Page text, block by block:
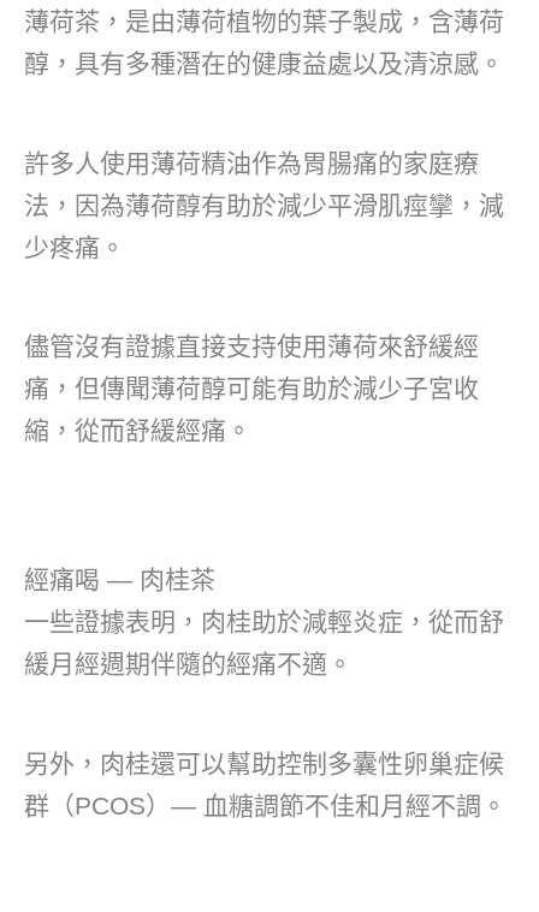
薄荷茶，是由薄荷植物的葉子製成，含薄荷
醇，具有多種潛在的健康益處以及清涼感。
許多人使用薄荷精油作為胃腸痛的家庭療
法，因為薄荷醇有助於減少平滑肌痙攣，減
少疼痛。
儘管沒有證據直接支持使用薄荷來舒緩經
痛，但傳聞薄荷醇可能有助於減少子宮收
縮，從而舒緩經痛。
經痛喝 — 肉桂茶
一些證據表明，肉桂助於減輕炎症，從而舒
緩月經週期伴隨的經痛不適。
另外，肉桂還可以幫助控制多囊性卵巢症候
群（PCOS）— 血糖調節不佳和月經不調。